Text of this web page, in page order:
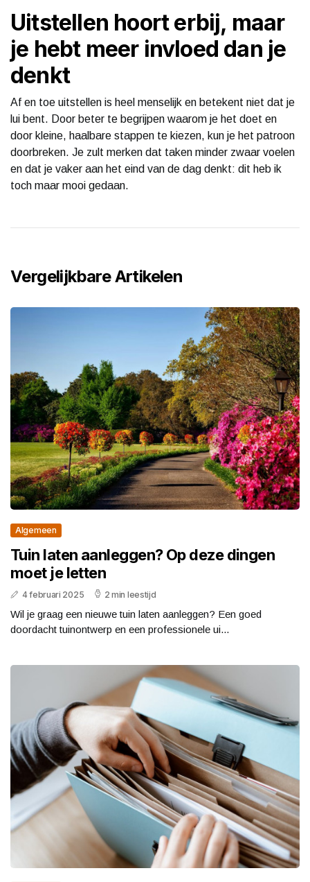
Uitstellen hoort erbij, maar
je hebt meer invloed dan je
denkt
Af en toe uitstellen is heel menselijk en betekent niet dat je
lui bent. Door beter te begrijpen waarom je het doet en
door kleine, haalbare stappen te kiezen, kun je het patroon
doorbreken. Je zult merken dat taken minder zwaar voelen
en dat je vaker aan het eind van de dag denkt: dit heb ik
toch maar mooi gedaan.
Vergelijkbare Artikelen
Algemeen
Tuin laten aanleggen? Op deze dingen
moet je letten
4 februari 2025 2 min leestijd
Wil je graag een nieuwe tuin laten aanleggen? Een goed
doordacht tuinontwerp en een professionele ui...